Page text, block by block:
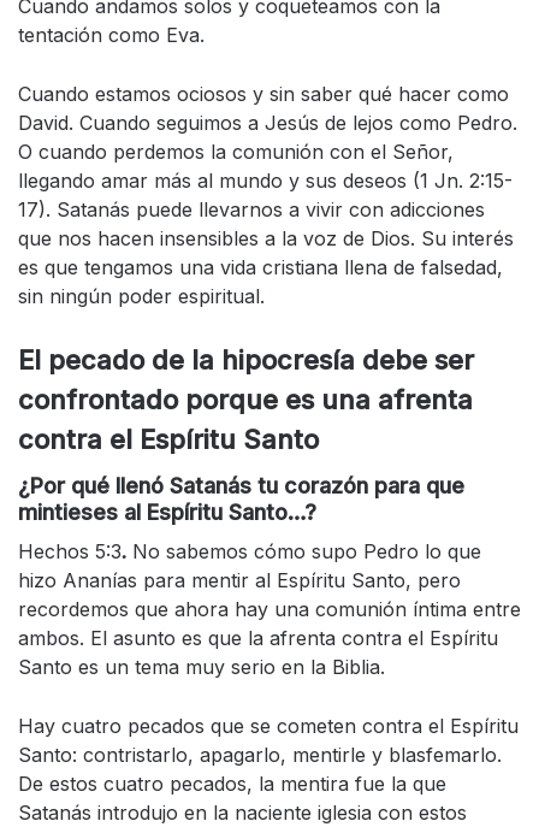
Cuando andamos solos y coqueteamos con la
tentación como Eva.
Cuando estamos ociosos y sin saber qué hacer como
David. Cuando seguimos a Jesús de lejos como Pedro.
O cuando perdemos la comunión con el Señor,
llegando amar más al mundo y sus deseos (1 Jn. 2:15-
17). Satanás puede llevarnos a vivir con adicciones
que nos hacen insensibles a la voz de Dios. Su interés
es que tengamos una vida cristiana llena de falsedad,
sin ningún poder espiritual.
El pecado de la hipocresía debe ser
confrontado porque es una afrenta
contra el Espíritu Santo
¿Por qué llenó Satanás tu corazón para que
mintieses al Espíritu Santo…?
Hechos 5:3. No sabemos cómo supo Pedro lo que
hizo Ananías para mentir al Espíritu Santo, pero
recordemos que ahora hay una comunión íntima entre
ambos. El asunto es que la afrenta contra el Espíritu
Santo es un tema muy serio en la Biblia.
Hay cuatro pecados que se cometen contra el Espíritu
Santo: contristarlo, apagarlo, mentirle y blasfemarlo.
De estos cuatro pecados, la mentira fue la que
Satanás introdujo en la naciente iglesia con estos